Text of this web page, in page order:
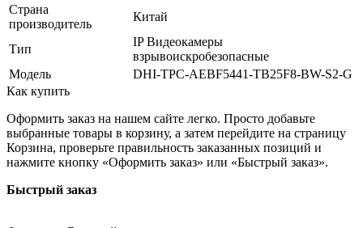
Страна
производитель
Китай
Тип
IP Видеокамеры
взрывоискробезопасные
Модель
DHI-TPC-AEBF5441-TB25F8-BW-S2-G
Как купить
Оформить заказ на нашем сайте легко. Просто добавьте
выбранные товары в корзину, а затем перейдите на страницу
Корзина, проверьте правильность заказанных позиций и
нажмите кнопку «Оформить заказ» или «Быстрый заказ».
Быстрый заказ